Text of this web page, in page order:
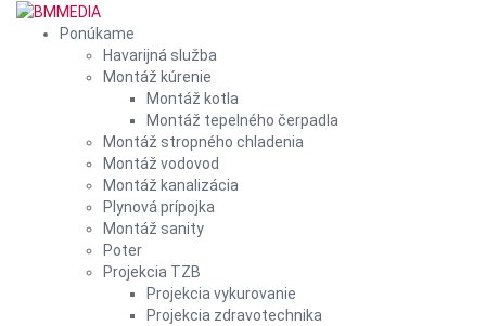
Ponúkame
Havarijná služba
Montáž kúrenie
Montáž kotla
Montáž tepelného čerpadla
Montáž stropného chladenia
Montáž vodovod
Montáž kanalizácia
Plynová prípojka
Montáž sanity
Poter
Projekcia TZB
Projekcia vykurovanie
Projekcia zdravotechnika